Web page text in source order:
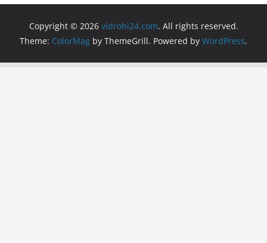
Copyright © 2026 vidrohi24.com. All rights reserved.
Theme: ColorMag by ThemeGrill. Powered by WordPress.